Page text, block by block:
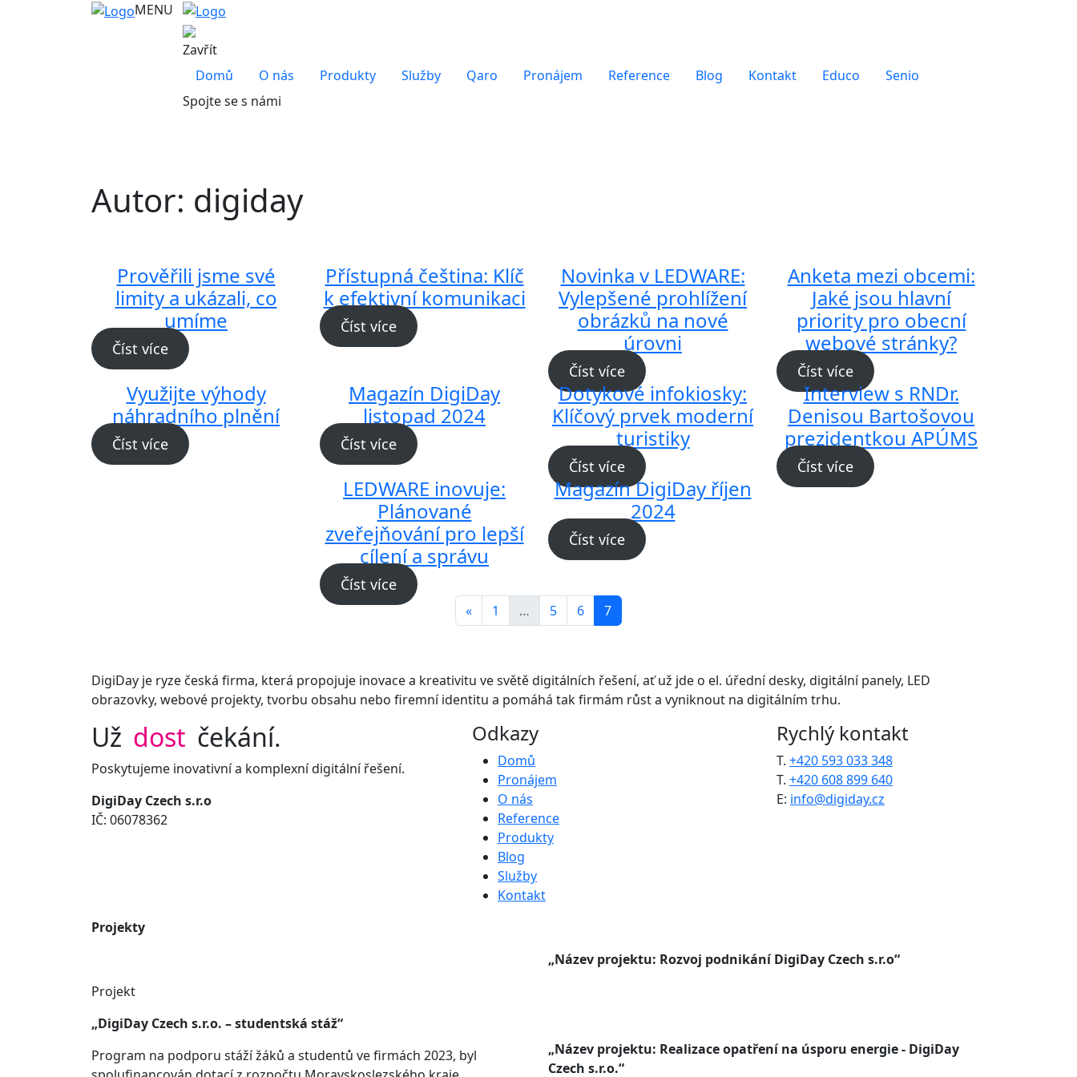
MENU
Zavřít
Domů
O nás Produkty Služby Qaro Pronájem Reference Blog Kontakt Educo
Senio
Spojte se s námi
Autor: digiday
Prověřili jsme své
limity a ukázali, co
umíme
Číst více
Přístupná čeština: Klíč
k efektivní komunikaci
Číst více
Novinka v LEDWARE:
Vylepšené prohlížení
obrázků na nové
úrovni
Číst více
Anketa mezi obcemi:
Jaké jsou hlavní
priority pro obecní
webové stránky?
Číst více
Využijte výhody
náhradního plnění
Číst více
Magazín DigiDay
listopad 2024
Číst více
Dotykové infokiosky:
Klíčový prvek moderní
turistiky
Číst více
Interview s RNDr.
Denisou Bartošovou
prezidentkou APÚMS
Číst více
LEDWARE inovuje:
Plánované
zveřejňování pro lepší
cílení a správu
Číst více
Magazín DigiDay říjen
2024
Číst více
«
1 … 5 6 7
DigiDay je ryze česká firma, která propojuje inovace a kreativitu ve světě digitálních řešení, ať už jde o el. úřední desky, digitální panely, LED
obrazovky, webové projekty, tvorbu obsahu nebo firemní identitu a pomáhá tak firmám růst a vyniknout na digitálním trhu.
Už dost čekání.
Poskytujeme inovativní a komplexní digitální řešení.
DigiDay Czech s.r.o
IČ: 06078362
Odkazy
Domů
Pronájem
O nás
Reference
Produkty
Blog
Služby
Kontakt
Rychlý kontakt
T. +420 593 033 348
T. +420 608 899 640
E: info@digiday.cz
Projekty
Projekt
„DigiDay Czech s.r.o. – studentská stáž“
Program na podporu stáží žáků a studentů ve firmách 2023, byl
„Název projektu: Rozvoj podnikání DigiDay Czech s.r.o“
„Název projektu: Realizace opatření na úsporu energie - DigiDay
Czech s.r.o.“